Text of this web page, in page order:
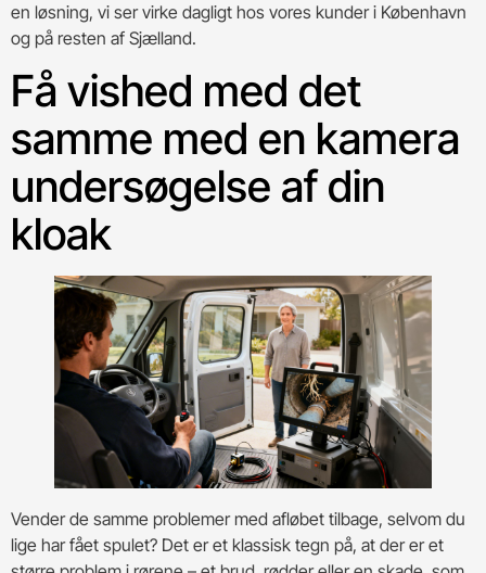
en løsning, vi ser virke dagligt hos vores kunder i København
og på resten af Sjælland.
Få vished med det
samme med en kamera
undersøgelse af din
kloak
Vender de samme problemer med afløbet tilbage, selvom du
lige har fået spulet? Det er et klassisk tegn på, at der er et